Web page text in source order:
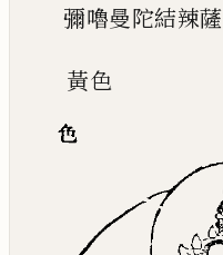
彌嚕曼陀結辣薩
黃色